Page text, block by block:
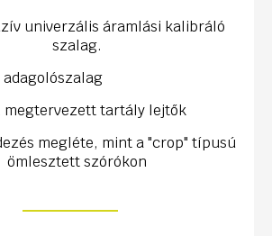
univerzális áramlási kalibráló
szalag.
adagolószalag
megtervezett tartály lejtők
megléte, mint a "crop" típusú
ömlesztett szórókon